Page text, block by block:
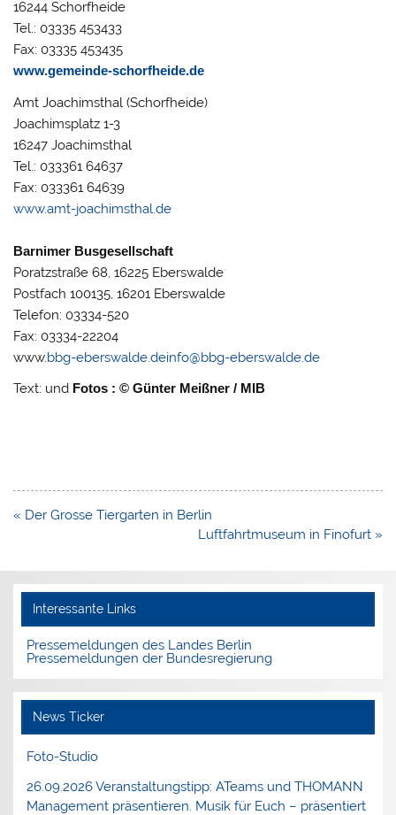
16244 Schorfheide
Tel.: 03335 453433
Fax: 03335 453435
www.gemeinde-schorfheide.de
Amt Joachimsthal (Schorfheide)
Joachimsplatz 1-3
16247 Joachimsthal
Tel.: 033361 64637
Fax: 033361 64639
www.amt-joachimsthal.de
Barnimer Busgesellschaft
Poratzstraße 68, 16225 Eberswalde
Postfach 100135, 16201 Eberswalde
Telefon: 03334-520
Fax: 03334-22204
www.bbg-eberswalde.deinfo@bbg-eberswalde.de
Text: und Fotos : © Günter Meißner / MIB
Beitragsnavigation
« Der Grosse Tiergarten in Berlin
Luftfahrtmuseum in Finofurt »
Interessante Links
Pressemeldungen des Landes Berlin
Pressemeldungen der Bundesregierung
News Ticker
Foto-Studio
26.09.2026 Veranstaltungstipp: ATeams und THOMANN
Management präsentieren. Musik für Euch – präsentiert